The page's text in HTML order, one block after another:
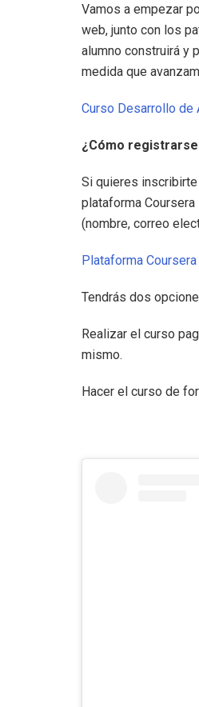
Vamos a empezar
web, junto con los
alumno construirá y
medida que
Curso Desarrollo de
¿Cómo
Si quieres
plataforma
(nombre, correo
Plataforma Coursera
Tendrás dos
Realizar el curso
mismo.
Hacer el curso de